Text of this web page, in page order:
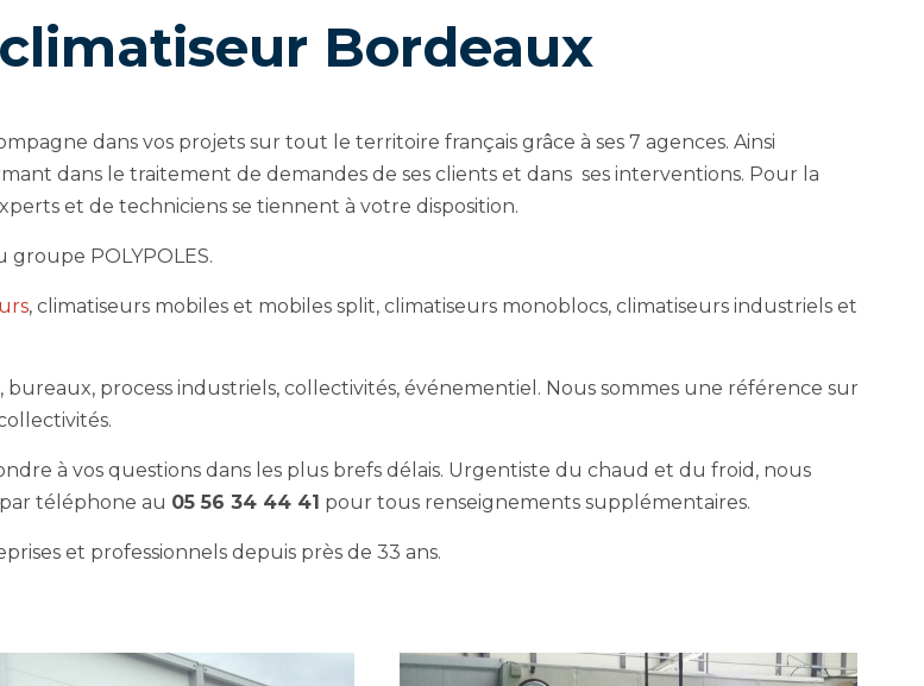
Bordeaux
dans vos projets sur tout le territoire français grâce à ses 7 agences. Ainsi
dans le traitement de demandes de ses clients et dans ses interventions. Pour la
et de techniciens se tiennent à votre disposition.
groupe POLYPOLES.
, climatiseurs mobiles et mobiles split, climatiseurs monoblocs, climatiseurs industriels et
process industriels, collectivités, événementiel. Nous sommes une référence sur
à vos questions dans les plus brefs délais. Urgentiste du chaud et du froid, nous
téléphone au 05 56 34 44 41 pour tous renseignements supplémentaires.
et professionnels depuis près de 33 ans.